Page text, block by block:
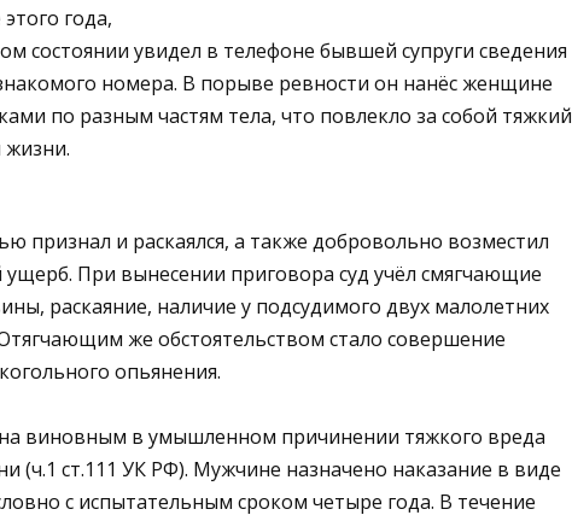
года,
состоянии увидел в телефоне бывшей супруги сведения
номера. В порыве ревности он нанёс женщине
по разным частям тела, что повлекло за собой тяжкий
признал и раскаялся, а также добровольно возместил
При вынесении приговора суд учёл смягчающие
раскаяние, наличие у подсудимого двух малолетних
же обстоятельством стало совершение
опьянения.
виновным в умышленном причинении тяжкого вреда
(ч.1 ст.111 УК РФ). Мужчине назначено наказание в виде
с испытательным сроком четыре года. В течение